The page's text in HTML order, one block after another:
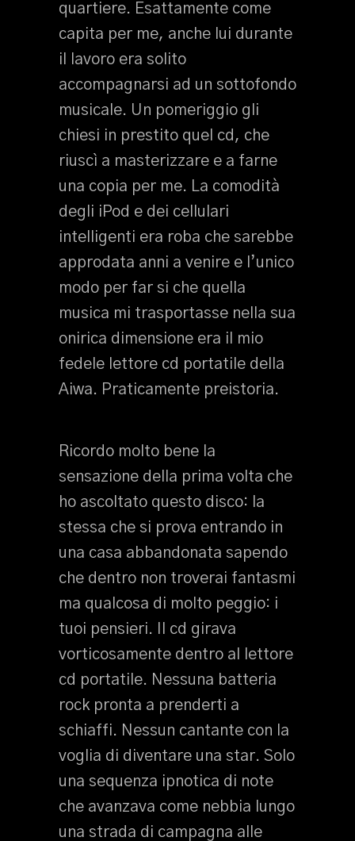
quartiere. Esattamente come
capita per me, anche lui durante
il lavoro era solito
accompagnarsi ad un sottofondo
musicale. Un pomeriggio gli
chiesi in prestito quel cd, che
riuscì a masterizzare e a farne
una copia per me. La comodità
degli iPod e dei cellulari
intelligenti era roba che sarebbe
approdata anni a venire e l’unico
modo per far si che quella
musica mi trasportasse nella sua
onirica dimensione era il mio
fedele lettore cd portatile della
Aiwa. Praticamente preistoria.
Ricordo molto bene la
sensazione della prima volta che
ho ascoltato questo disco: la
stessa che si prova entrando in
una casa abbandonata sapendo
che dentro non troverai fantasmi
ma qualcosa di molto peggio: i
tuoi pensieri. Il cd girava
vorticosamente dentro al lettore
cd portatile. Nessuna batteria
rock pronta a prenderti a
schiaffi. Nessun cantante con la
voglia di diventare una star. Solo
una sequenza ipnotica di note
che avanzava come nebbia lungo
una strada di campagna alle